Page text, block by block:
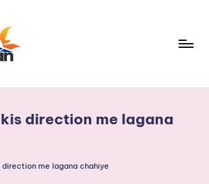
direction me lagana
me lagana chahiye